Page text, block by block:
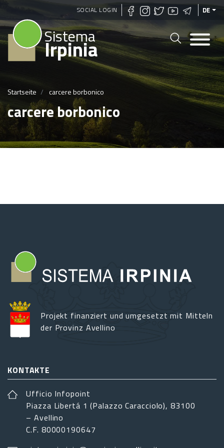
Direkt
zum
Inhalt
SOCIAL LOGIN DE
Sistema
Irpinia
Startseite carcere borbonico
carcere borbonico
Projekt finanziert und umgesetzt mit Mitteln
der Provinz Avellino
KONTAKTE
Ufficio Infopoint
Piazza Libertá 1 (Palazzo Caracciolo), 83100
– Avellino
C.F. 80000190647